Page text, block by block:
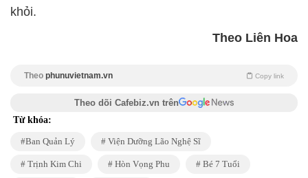
khỏi.
Theo Liên Hoa
Theo phunuvietnam.vn Copy link
Theo dõi Cafebiz.vn trên
Từ khóa:
Ban Quản Lý Viện Dưỡng Lão Nghệ Sĩ
Trịnh Kim Chi Hòn Vọng Phu Bé 7 Tuổi